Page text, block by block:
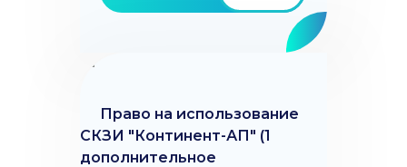
Право на использование
СКЗИ "Континент-АП" (1
дополнительное